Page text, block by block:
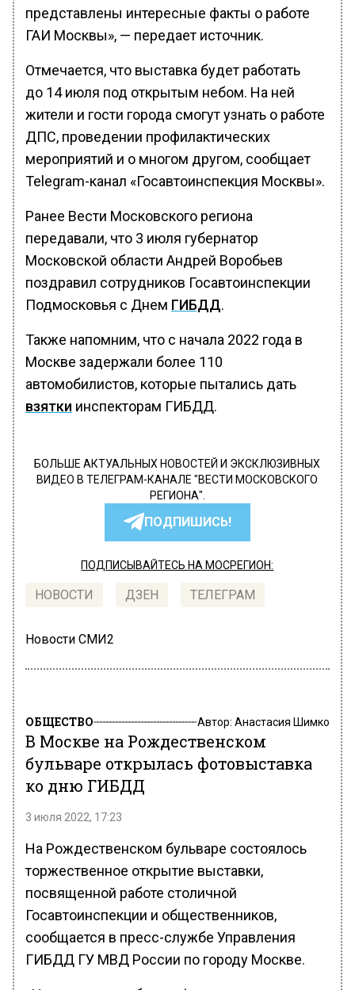
представлены интересные факты о работе
ГАИ Москвы», — передает источник.
Отмечается, что выставка будет работать
до 14 июля под открытым небом. На ней
жители и гости города смогут узнать о работе
ДПС, проведении профилактических
мероприятий и о многом другом, сообщает
Telegram-канал «Госавтоинспекция Москвы».
Ранее Вести Московского региона
передавали, что 3 июля губернатор
Московской области Андрей Воробьев
поздравил сотрудников Госавтоинспекции
Подмосковья с Днем ГИБДД.
Также напомним, что с начала 2022 года в
Москве задержали более 110
автомобилистов, которые пытались дать
взятки инспекторам ГИБДД.
БОЛЬШЕ АКТУАЛЬНЫХ НОВОСТЕЙ И ЭКСКЛЮЗИВНЫХ
ВИДЕО В ТЕЛЕГРАМ-КАНАЛЕ "ВЕСТИ МОСКОВСКОГО
РЕГИОНА".
ПОДПИШИСЬ!
ПОДПИСЫВАЙТЕСЬ НА МОСРЕГИОН:
НОВОСТИ ДЗЕН ТЕЛЕГРАМ
Новости СМИ2
ОБЩЕСТВО Автор: Анастасия Шимко
В Москве на Рождественском
бульваре открылась фотовыставка
ко дню ГИБДД
3 июля 2022, 17:23
На Рождественском бульваре состоялось
торжественное открытие выставки,
посвященной работе столичной
Госавтоинспекции и общественников,
сообщается в пресс-службе Управления
ГИБДД ГУ МВД России по городу Москве.